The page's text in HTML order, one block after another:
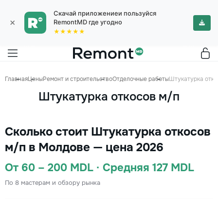
×
Скачай приложениеи пользуйся
RemontMD где угодно
★★★★★
ГлавнаяЦеныРемонт и строительствоОтделочные работыШтукатурка
Штукатурка откосов м/п
Сколько стоит Штукатурка откосов
м/п в Молдове — цена 2026
От 60 – 200 MDL · Средняя 127 MDL
По 8 мастерам и обзору рынка